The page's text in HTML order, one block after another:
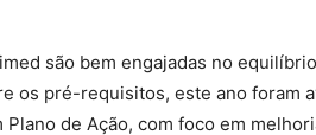
são bem engajadas no
os pré-requisitos, este ano foram
de Ação, com foco em